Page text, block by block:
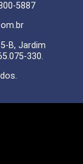
5887
B, Jardim
330.